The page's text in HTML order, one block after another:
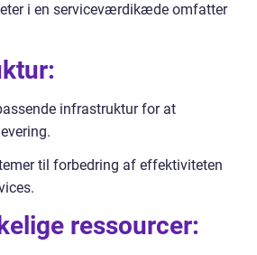
i en serviceværdikæde omfatter
infrastruktur for at
til forbedring af effektiviteten
ressourcer: